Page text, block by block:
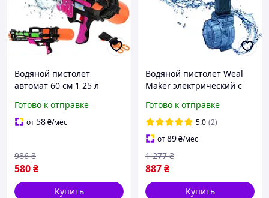
Водяной пистолет
автомат 60 см 1 25 л
водных игр черный
оранжевый зеленый Iso
Готово к отправке
от58₴/мес
580₴
986 ₴
Купить
Водяной пистолет Weal
Maker электрический с
зарядка от USB - Синий
Готово к отправке
5.0 (2)
от89₴/мес
887₴
1 277 ₴
Купить